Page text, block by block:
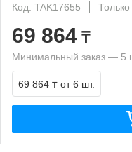
Код: TAK17655
Только
69 864 ₸
Минимальный заказ — 5
69 864 ₸ от 6 шт.